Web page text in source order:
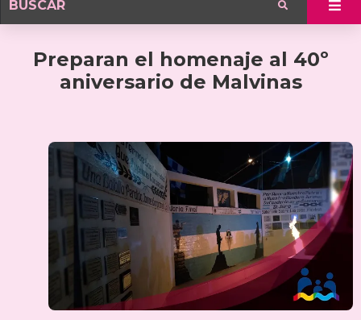
Preparan el homenaje al 40º
aniversario de Malvinas